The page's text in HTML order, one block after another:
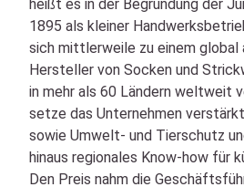
heißt es in der Begründung der
1895 als kleiner
sich mittlerweile zu einem global
Hersteller von Socken und
in mehr als 60 Ländern weltweit
setze das Unternehmen
sowie Umwelt- und Tierschutz
hinaus regionales Know-how für
Den Preis nahm die